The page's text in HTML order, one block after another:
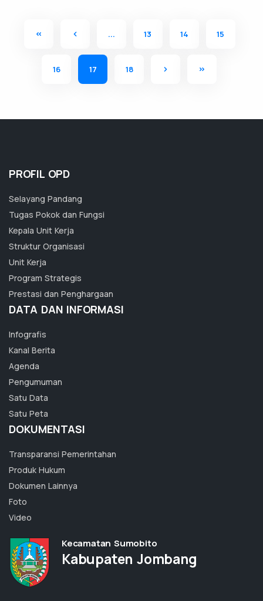
... 13 14 15
16 17 18
PROFIL OPD
Selayang Pandang
Tugas Pokok dan Fungsi
Kepala Unit Kerja
Struktur Organisasi
Unit Kerja
Program Strategis
Prestasi dan Penghargaan
DATA DAN INFORMASI
Infografis
Kanal Berita
Agenda
Pengumuman
Satu Data
Satu Peta
DOKUMENTASI
Transparansi Pemerintahan
Produk Hukum
Dokumen Lainnya
Foto
Video
Kecamatan Sumobito
Kabupaten Jombang